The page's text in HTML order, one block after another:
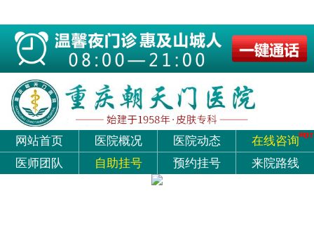
网站首页 医院概况 医院动态
在线咨询
医师团队
自助挂号 预约挂号 来院路线